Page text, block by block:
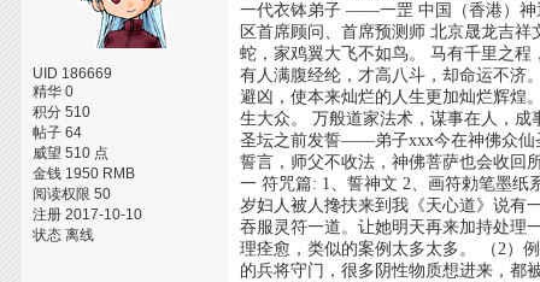
UID 186669
精华 0
积分 510
帖子 64
威望 510 点
金钱 1950 RMB
阅读权限 50
注册 2017-10-10
状态 离线
一代衣钵弟子 ——一罡 中国（香港）神
区首席顾问、首席预测师 北京晟龙吉
蛇，家鸡翼大飞不如鸟。 马有千里之
有人满腹经纶，才高八斗，却命运不济
避凶，使本来灿烂的人生更加灿烂辉煌
生大众。 万般道家法术，谋事在人，
圣坛之前发誓——弟子xxx今在神佛众
誓言，师父不收法，神佛菩萨也会收回
一 符咒篇: 1、誓神文 2、画符勅笔墨纸
岁妇人被人搀扶来到我《天心道》说有
吞服灵符一道。让她明天再来加持处理
理痊愈，类似的案例太多太多。 （2）
的兵将守门，很多阴性物质想进来，都